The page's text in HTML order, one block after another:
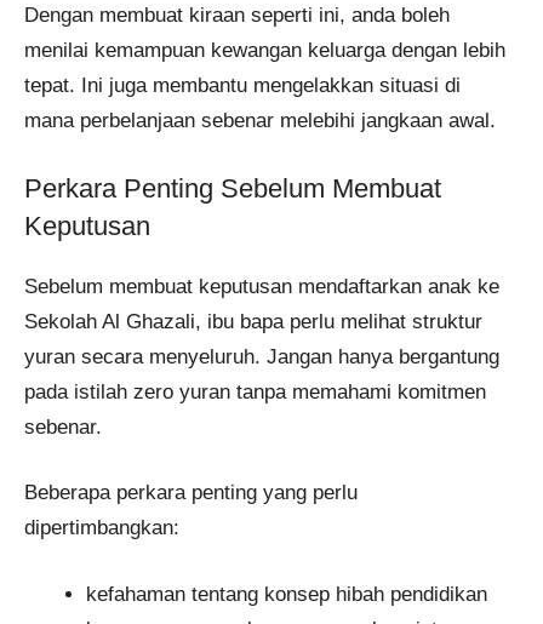
Dengan membuat kiraan seperti ini, anda boleh
menilai kemampuan kewangan keluarga dengan lebih
tepat. Ini juga membantu mengelakkan situasi di
mana perbelanjaan sebenar melebihi jangkaan awal.
Perkara Penting Sebelum Membuat
Keputusan
Sebelum membuat keputusan mendaftarkan anak ke
Sekolah Al Ghazali, ibu bapa perlu melihat struktur
yuran secara menyeluruh. Jangan hanya bergantung
pada istilah zero yuran tanpa memahami komitmen
sebenar.
Beberapa perkara penting yang perlu
dipertimbangkan:
kefahaman tentang konsep hibah pendidikan